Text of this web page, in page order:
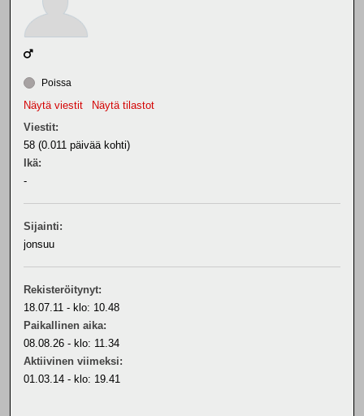
Poissa
Näytä viestit
Näytä tilastot
Viestit:
58 (0.011 päivää kohti)
Ikä:
-
Sijainti:
jonsuu
Rekisteröitynyt:
18.07.11 - klo: 10.48
Paikallinen aika:
08.08.26 - klo: 11.34
Aktiivinen viimeksi:
01.03.14 - klo: 19.41